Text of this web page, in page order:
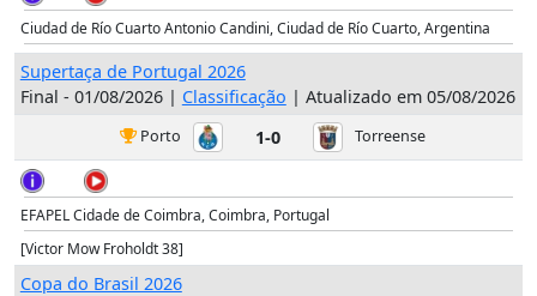
Ciudad de Río Cuarto Antonio Candini, Ciudad de Río Cuarto, Argentina
Supertaça de Portugal 2026
Final - 01/08/2026 | Classificação | Atualizado em 05/08/2026
Porto 1-0 Torreense
EFAPEL Cidade de Coimbra, Coimbra, Portugal
[Victor Mow Froholdt 38]
Copa do Brasil 2026